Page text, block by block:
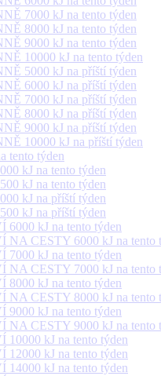
7000 kJ na tento týden
8000 kJ na tento týden
9000 kJ na tento týden
10000 kJ na tento týden
5000 kJ na příští týden
6000 kJ na příští týden
7000 kJ na příští týden
8000 kJ na příští týden
9000 kJ na příští týden
10000 kJ na příští týden
tento týden
kJ na tento týden
kJ na tento týden
kJ na příští týden
kJ na příští týden
6000 kJ na tento týden
NA CESTY 6000 kJ na tento
7000 kJ na tento týden
NA CESTY 7000 kJ na tento
8000 kJ na tento týden
NA CESTY 8000 kJ na tento
9000 kJ na tento týden
NA CESTY 9000 kJ na tento
10000 kJ na tento týden
12000 kJ na tento týden
14000 kJ na tento týden